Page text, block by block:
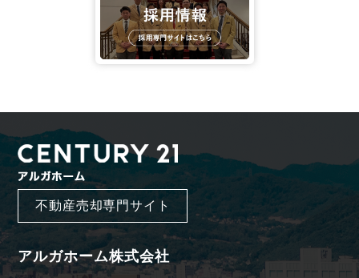
不動産売却専門サイト
アルガホーム株式会社